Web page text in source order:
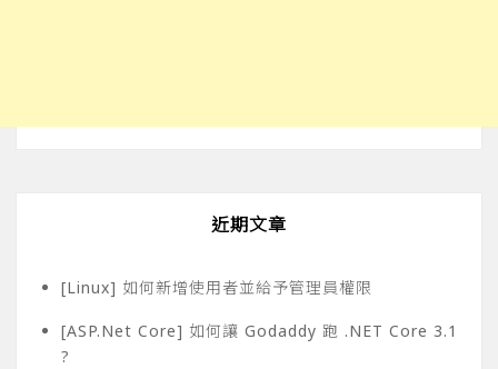
近期文章
[Linux] 如何新增使用者並給予管理員權限
[ASP.Net Core] 如何讓 Godaddy 跑 .NET Core 3.1
?